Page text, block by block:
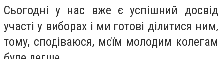
Сьогодні у нас вже є успішний досвід
участі у виборах і ми готові ділитися ним,
тому, сподіваюся, моїм молодим колегам